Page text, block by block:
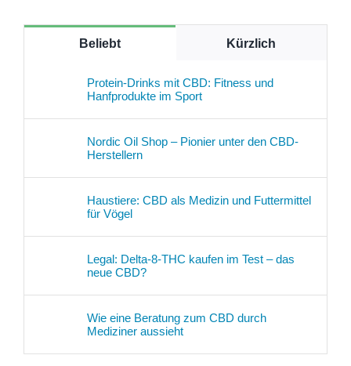
Beliebt Kürzlich
Protein-Drinks mit CBD: Fitness und
Hanfprodukte im Sport
Nordic Oil Shop – Pionier unter den CBD-
Herstellern
Haustiere: CBD als Medizin und Futtermittel
für Vögel
Legal: Delta-8-THC kaufen im Test – das
neue CBD?
Wie eine Beratung zum CBD durch
Mediziner aussieht